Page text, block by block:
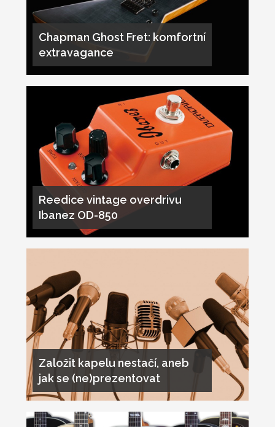
Chapman Ghost Fret: komfortní
extravagance
Reedice vintage overdrivu
Ibanez OD-850
Založit kapelu nestačí, aneb
jak se (ne)prezentovat